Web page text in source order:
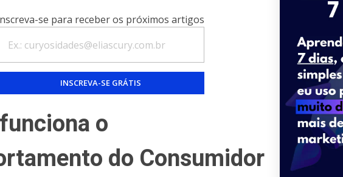
se para receber os próximos artigos
o
do Consumidor